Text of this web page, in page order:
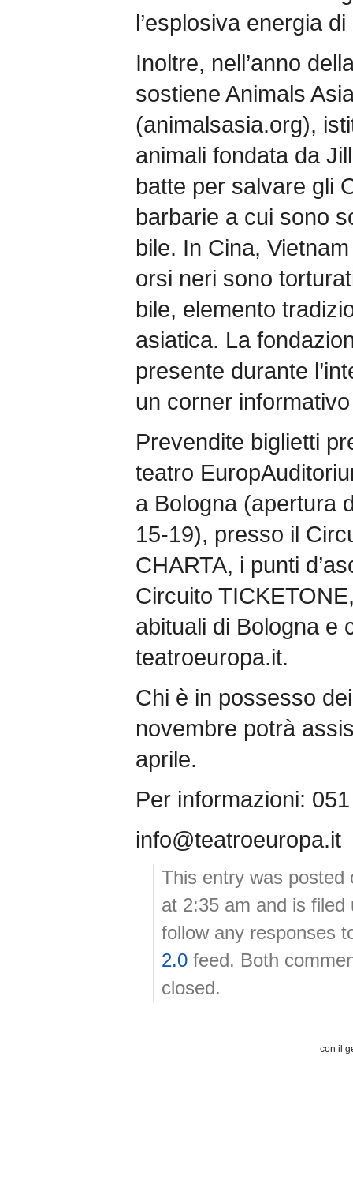
l’esplosiva energia
Inoltre, nell’anno
sostiene Animals
(animalsasia.org),
animali fondata da
batte per salvare gli
barbarie a cui sono
bile. In Cina,
orsi neri sono
bile, elemento
asiatica. La
presente durante
un corner
Prevendite biglietti
teatro
a Bologna (apertura
15-19), presso il
CHARTA, i punti
Circuito
abituali di Bologna e
teatroeuropa.it.
Chi è in possesso
novembre potrà
aprile.
Per informazioni:
info@teatroeuropa.it
This entry was posted
at 2:35 am and is
follow any responses
2.0 feed. Both
closed.
con il